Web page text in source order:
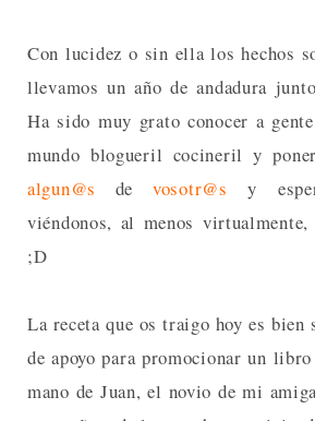
Con lucidez o sin ella los hechos
llevamos un año de andadura
Ha sido muy grato conocer a
mundo blogueril cocineril y
algun@s devosotr@s y
viéndonos, al menos virtualmente,
;D
La receta que os traigo hoy es
de apoyo para promocionar un
mano de Juan, el novio de mi